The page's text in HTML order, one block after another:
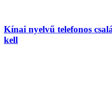
Kínai nyelvű telefonos
kell